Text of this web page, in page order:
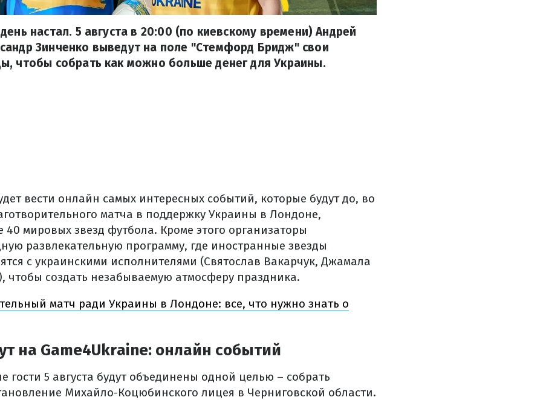
настал. 5 августа в 20:00 (по киевскому времени) Андрей
Зинченко выведут на поле "Стемфорд Бридж" свои
чтобы собрать как можно больше денег для Украины.
вести онлайн самых интересных событий, которые будут до, во
матча в поддержку Украины в Лондоне,
40 мировых звезд футбола. Кроме этого организаторы
развлекательную программу, где иностранные звезды
с украинскими исполнителями (Святослав Вакарчук, Джамала
чтобы создать незабываемую атмосферу праздника.
матч ради Украины в Лондоне: все, что нужно знать о
на Game4Ukraine: онлайн событий
гости 5 августа будут объединены одной целью – собрать
Михайло-Коцюбинского лицея в Черниговской области.